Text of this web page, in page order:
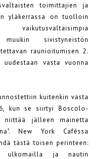
toimittajien ja
yläkerrassa on tuolloin
sivistyneistön
raunioitumisen 2.
vasta vuonna
kuitenkin vasta
kun se siirtyi Boscolo-
niittää jälleen mainetta
New York Caféssa
tästä toisen perinteen:
ulkomailla ja nautin